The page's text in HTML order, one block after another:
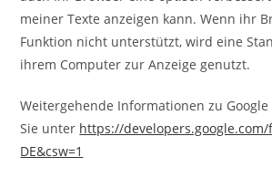
meiner Texte anzeigen kann. Wenn ihr
Funktion nicht unterstützt, wird eine
ihrem Computer zur Anzeige genutzt.
Weitergehende Informationen zu
Sie unter https://
DE&csw=1